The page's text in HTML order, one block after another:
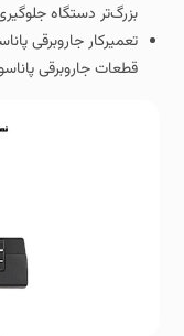
بزرگ‌تر دستگاه
تعمیرکار جاروبرقی
قطعات جاروبرقی